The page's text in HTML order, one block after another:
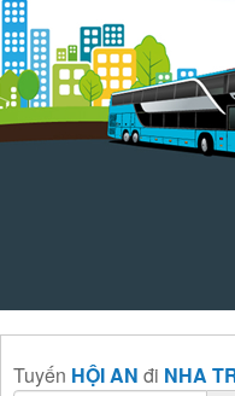
Tuyến HỘI AN đi NHA